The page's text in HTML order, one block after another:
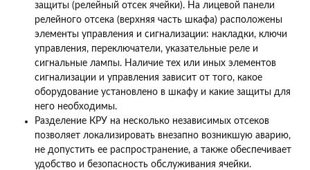
защиты (релейный отсек ячейки). На лицевой панели
релейного отсека (верхняя часть шкафа) расположены
элементы управления и сигнализации: накладки, ключи
управления, переключатели, указательные реле и
сигнальные лампы. Наличие тех или иных элементов
сигнализации и управления зависит от того, какое
оборудование установлено в шкафу и какие защиты для
него необходимы.
Разделение КРУ на несколько независимых отсеков
позволяет локализировать внезапно возникшую аварию,
не допустить ее распространение, а также обеспечивает
удобство и безопасность обслуживания ячейки.